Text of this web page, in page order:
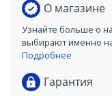
О магазине
Узнайте больше о
выбирают именно
Подробнее
Гарантия